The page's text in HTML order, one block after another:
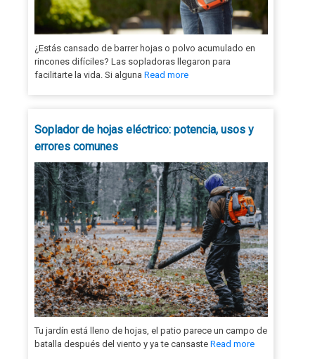
¿Estás cansado de barrer hojas o polvo acumulado en
rincones difíciles? Las sopladoras llegaron para
facilitarte la vida. Si alguna Read more
Soplador de hojas eléctrico: potencia, usos y
errores comunes
Tu jardín está lleno de hojas, el patio parece un campo de
batalla después del viento y ya te cansaste Read more